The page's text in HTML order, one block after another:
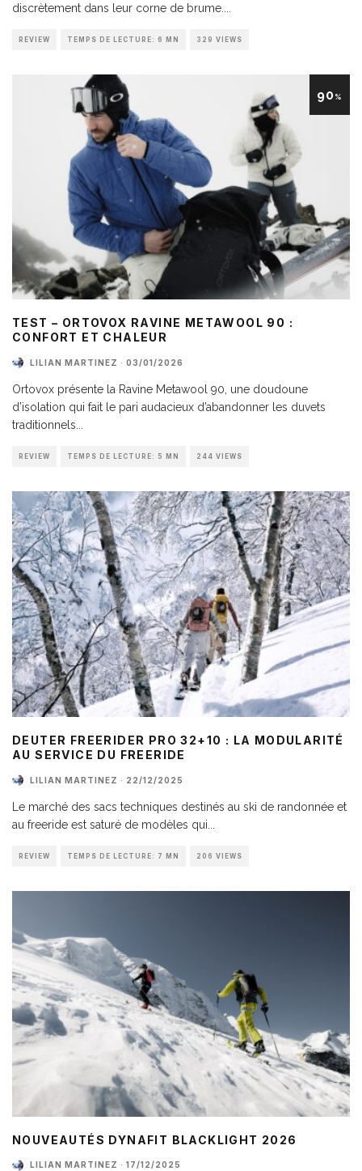
discrètement dans leur corne de brume.
REVIEW TEMPS DE LECTURE: 6 MN 329 VIEWS
90%
TEST – ORTOVOX RAVINE METAWOOL 90 :
CONFORT ET CHALEUR
LILIAN MARTINEZ · 03/01/2026
Ortovox présente la Ravine Metawool 90, une doudoune
d’isolation qui fait le pari audacieux d’abandonner les duvets
traditionnels...
REVIEW TEMPS DE LECTURE: 5 MN 244 VIEWS
DEUTER FREERIDER PRO 32+10 : LA MODULARITÉ
AU SERVICE DU FREERIDE
LILIAN MARTINEZ · 22/12/2025
Le marché des sacs techniques destinés au ski de randonnée et
au freeride est saturé de modèles qui
REVIEW TEMPS DE LECTURE: 7 MN 206 VIEWS
NOUVEAUTÉS DYNAFIT BLACKLIGHT 2026
LILIAN MARTINEZ · 17/12/2025